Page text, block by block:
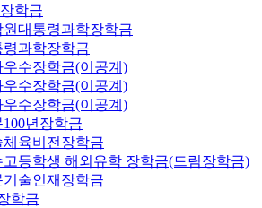
학금
원대통령과학장학금
령과학장학금
우수장학금(이공계)
우수장학금(이공계)
우수장학금(이공계)
100년장학금
체육비전장학금
고등학생 해외유학 장학금(드림장학금)
기술인재장학금
학금